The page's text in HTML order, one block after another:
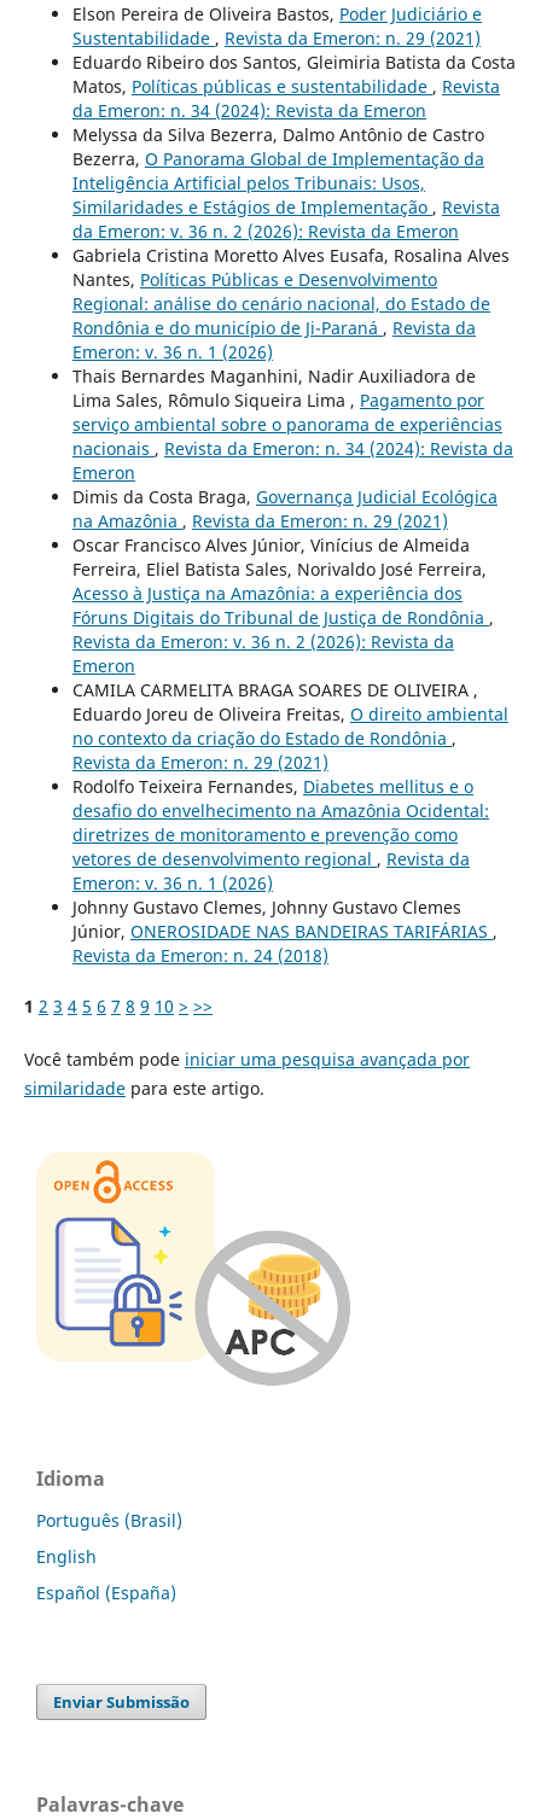
Elson Pereira de Oliveira Bastos, Poder Judiciário e
Sustentabilidade , Revista da Emeron: n. 29 (2021)
Eduardo Ribeiro dos Santos, Gleimiria Batista da Costa
Matos, Políticas públicas e sustentabilidade , Revista
da Emeron: n. 34 (2024): Revista da Emeron
Melyssa da Silva Bezerra, Dalmo Antônio de Castro
Bezerra, O Panorama Global de Implementação da
Inteligência Artificial pelos Tribunais: Usos,
Similaridades e Estágios de Implementação , Revista
da Emeron: v. 36 n. 2 (2026): Revista da Emeron
Gabriela Cristina Moretto Alves Eusafa, Rosalina Alves
Nantes, Políticas Públicas e Desenvolvimento
Regional: análise do cenário nacional, do Estado de
Rondônia e do município de Ji-Paraná , Revista da
Emeron: v. 36 n. 1 (2026)
Thais Bernardes Maganhini, Nadir Auxiliadora de
Lima Sales, Rômulo Siqueira Lima , Pagamento por
serviço ambiental sobre o panorama de experiências
nacionais , Revista da Emeron: n. 34 (2024): Revista da
Emeron
Dimis da Costa Braga, Governança Judicial Ecológica
na Amazônia , Revista da Emeron: n. 29 (2021)
Oscar Francisco Alves Júnior, Vinícius de Almeida
Ferreira, Eliel Batista Sales, Norivaldo José Ferreira,
Acesso à Justiça na Amazônia: a experiência dos
Fóruns Digitais do Tribunal de Justiça de Rondônia ,
Revista da Emeron: v. 36 n. 2 (2026): Revista da
Emeron
CAMILA CARMELITA BRAGA SOARES DE OLIVEIRA ,
Eduardo Joreu de Oliveira Freitas, O direito ambiental
no contexto da criação do Estado de Rondônia ,
Revista da Emeron: n. 29 (2021)
Rodolfo Teixeira Fernandes, Diabetes mellitus e o
desafio do envelhecimento na Amazônia Ocidental:
diretrizes de monitoramento e prevenção como
vetores de desenvolvimento regional , Revista da
Emeron: v. 36 n. 1 (2026)
Johnny Gustavo Clemes, Johnny Gustavo Clemes
Júnior, ONEROSIDADE NAS BANDEIRAS TARIFÁRIAS ,
Revista da Emeron: n. 24 (2018)
1 2 3 4 5 6 7 8 9 10 > >>
Você também pode iniciar uma pesquisa avançada por
similaridadepara este artigo.
Idioma
Português (Brasil)
English
Español (España)
Enviar Submissão
Palavras-chave